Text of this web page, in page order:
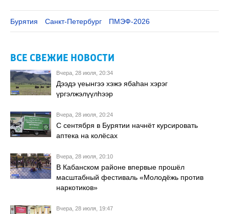
Бурятия Санкт-Петербург ПМЭФ-2026
ВСЕ СВЕЖИЕ НОВОСТИ
Вчера, 28 июля, 20:34
Дээдэ үеынгээ хэжэ ябаһан хэрэг
үргэлжэлүүлһээр
Вчера, 28 июля, 20:24
С сентября в Бурятии начнёт курсировать
аптека на колёсах
Вчера, 28 июля, 20:10
В Кабанском районе впервые прошёл
масштабный фестиваль «Молодёжь против
наркотиков»
Вчера, 28 июля, 19:47